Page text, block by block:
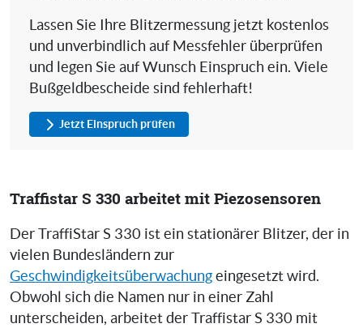
Lassen Sie Ihre Blitzermessung jetzt kostenlos
und unverbindlich auf Messfehler überprüfen
und legen Sie auf Wunsch Einspruch ein. Viele
Bußgeldbescheide sind fehlerhaft!
Jetzt Einspruch prüfen
Traffistar S 330 arbeitet mit Piezosensoren
Der TraffiStar S 330 ist ein stationärer Blitzer, der in
vielen Bundesländern zur
Geschwindigkeitsüberwachung eingesetzt wird.
Obwohl sich die Namen nur in einer Zahl
unterscheiden, arbeitet der Traffistar S 330 mit